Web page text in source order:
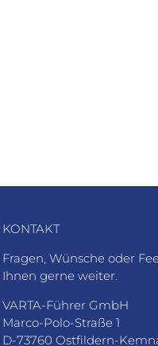
KONTAKT
Fragen, Wünsche oder
Ihnen gerne weiter.
VARTA-Führer GmbH
Marco-Polo-Straße 1
D-73760 Ostfildern-